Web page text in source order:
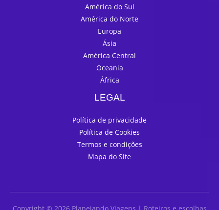
América do Sul
América do Norte
Europa
Ásia
América Central
Oceania
África
LEGAL
Política de privacidade
Política de Cookies
Termos e condições
Mapa do Site